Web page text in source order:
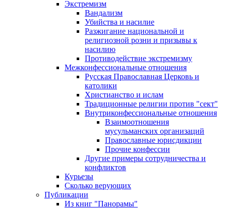
Экстремизм
Вандализм
Убийства и насилие
Разжигание национальной и
религиозной розни и призывы к
насилию
Противодействие экстремизму
Межконфессиональные отношения
Русская Православная Церковь и
католики
Христианство и ислам
Традиционные религии против "сект"
Внутриконфессиональные отношения
Взаимоотношения
мусульманских организаций
Православные юрисдикции
Прочие конфессии
Другие примеры сотрудничества и
конфликтов
Курьезы
Сколько верующих
Публикации
Из книг "Панорамы"